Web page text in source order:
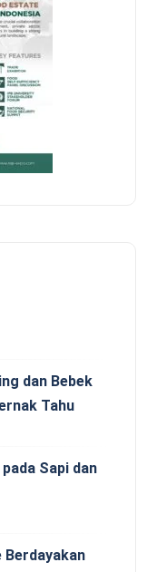
dan Bebek
Tahu
Sapi dan
Berdayakan